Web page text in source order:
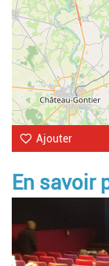
Ajouter
En savoir